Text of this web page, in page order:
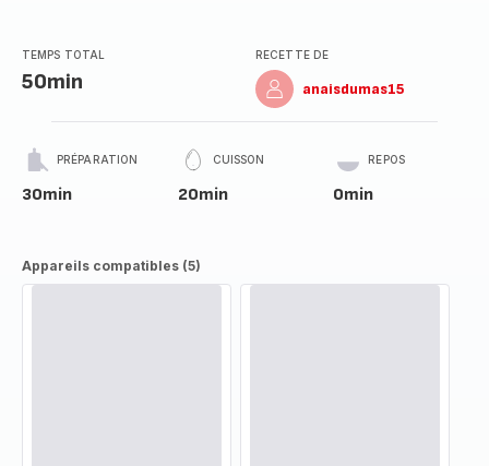
TEMPS TOTAL
50min
RECETTE DE
anaisdumas15
PRÉPARATION
30min
CUISSON
20min
REPOS
0min
Appareils compatibles (5)